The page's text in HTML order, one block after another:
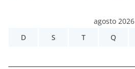
agosto 2026
D
S T Q